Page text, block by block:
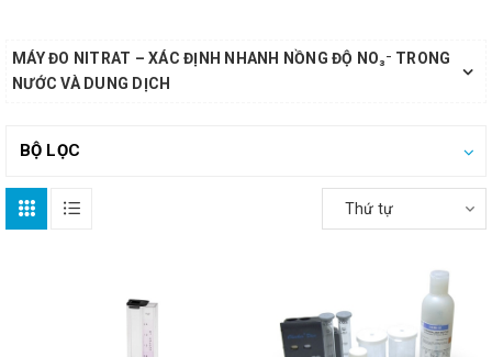
MÁY ĐO NITRAT – XÁC ĐỊNH NHANH NỒNG ĐỘ NO₃⁻ TRONG
NƯỚC VÀ DUNG DỊCH
BỘ LỌC
Thứ tự